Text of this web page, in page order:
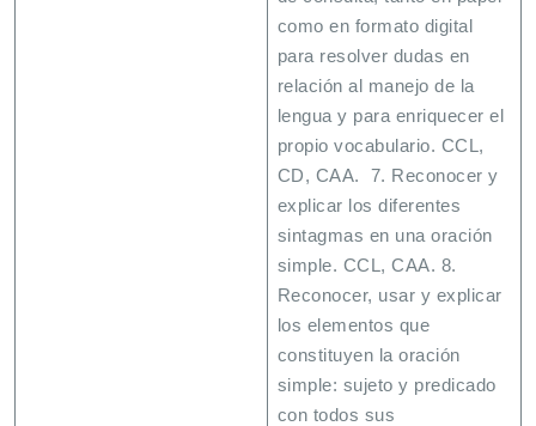
como en formato digital
para resolver dudas en
relación al manejo de la
lengua y para enriquecer el
propio vocabulario. CCL,
CD, CAA. 7. Reconocer y
explicar los diferentes
sintagmas en una oración
simple. CCL, CAA. 8.
Reconocer, usar y explicar
los elementos que
constituyen la oración
simple: sujeto y predicado
con todos sus